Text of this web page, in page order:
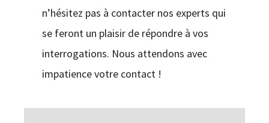
n’hésitez pas à contacter nos experts qui
se feront un plaisir de répondre à vos
interrogations. Nous attendons avec
impatience votre contact !